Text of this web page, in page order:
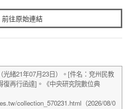
前往原始連結